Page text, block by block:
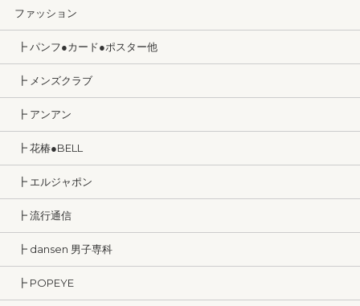
ファッション
┣ パンフ●カード●ポスター他
┣ メンズクラブ
┣ アンアン
┣ 花椿●BELL
┣ エルジャポン
┣ 流行通信
┣ dansen 男子専科
┣ POPEYE